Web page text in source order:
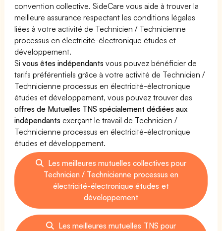
convention collective. SideCare vous aide à trouver la
meilleure assurance respectant les conditions légales
liées à votre activité de Technicien / Technicienne
processus en électricité-électronique études et
développement.
Sivous êtes indépendants vous pouvez bénéficier de
tarifs préférentiels grâce à votre activité de Technicien /
Technicienne processus en électricité-électronique
études et développement, vous pouvez trouver des
offres de Mutuelles TNS spécialement dédiées aux
indépendants exerçant le travail de Technicien /
Technicienne processus en électricité-électronique
études et développement.
Les meilleures mutuelles collectives pour
Technicien / Technicienne processus en
électricité-électronique études et
développement
Les meilleures mutuelles TNS pour